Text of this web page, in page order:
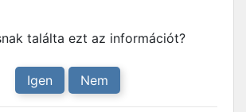
találta ezt az információt?
Igen Nem